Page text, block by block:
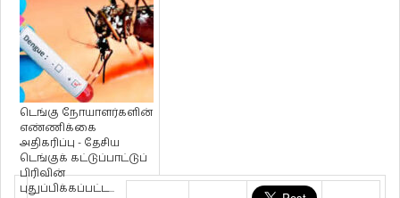
டெங்கு நோயாளர்களின்
எண்ணிக்கை
அதிகரிப்பு - தேசிய
டெங்குக் கட்டுப்பாட்டுப்
பிரிவின்
புதுப்பிக்கப்பட்ட...